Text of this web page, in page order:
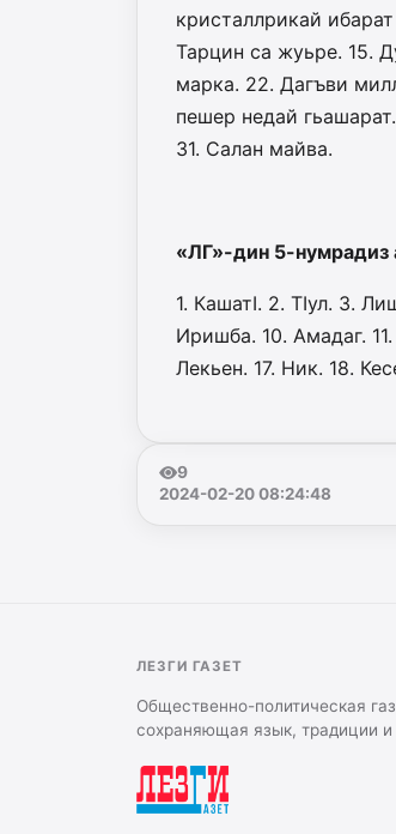
кристаллрикай
Тарцин са жуьре. 15.
марка. 22. Дагъви
пешер недай
31. Салан майва.
«ЛГ»-дин 5-нумрадиз
1. КашатI. 2. ТIул. 3.
Иришба. 10. Амадаг.
Лекьен. 17. Ник. 18.
9
2024-02-20 08:24:48
ЛЕЗГИ ГАЗЕТ
Общественно-политическая
сохраняющая язык, традиции и